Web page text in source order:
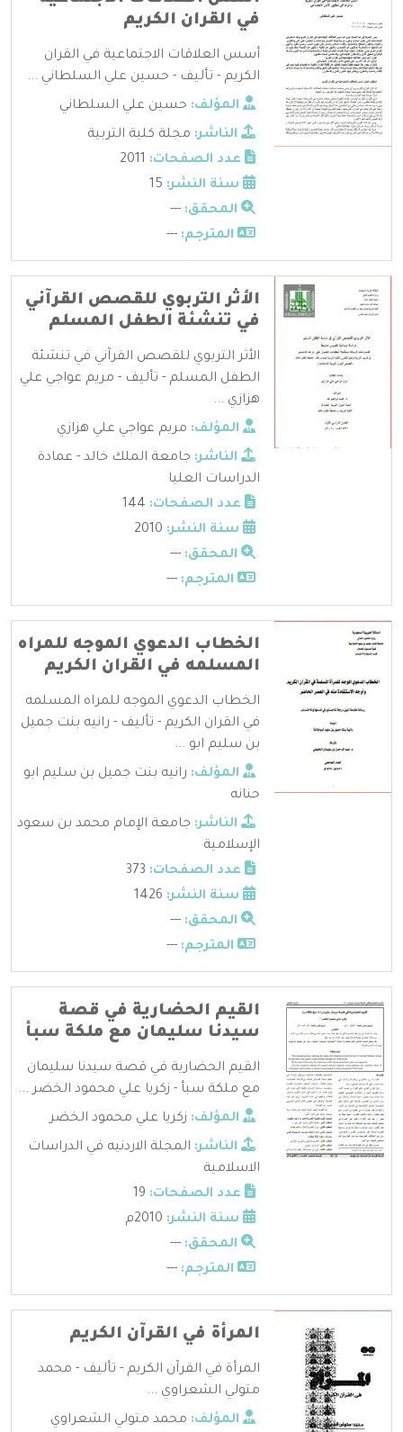
في القران الكريم
أسس العلاقات الاجتماعية في القران
الكريم - تأليف - حسين علي السلطاني ...
المؤلف: حسين علي السلطاني
الناشر: مجلة كلية التربية
عدد الصفحات:
سنة النشر:
المحقق: ---
المترجم: ---
الأثر التربوي للقصص القرآني
في تنشئة الطفل المسلم
الأثر التربوي للقصص القرآني في تنشئة
الطفل المسلم - تأليف - مريم عواجي علي
هزازي ...
المؤلف: مريم عواجي علي هزازي
الناشر: جامعة الملك خالد - عمادة
الدراسات العليا
عدد الصفحات:
سنة النشر:
المحقق: ---
المترجم: ---
الخطاب الدعوي الموجه للمراه
المسلمه في القران الكريم
الخطاب الدعوي الموجه للمراه المسلمه
في القران الكريم - تأليف - رانيه بنت جميل
بن سليم ابو ...
المؤلف: رانيه بنت جميل بن سليم ابو
حنانه
الناشر: جامعة الإمام محمد بن سعود
الإسلامية
عدد الصفحات:
سنة النشر:
المحقق: ---
المترجم: ---
القيم الحضارية في قصة
سيدنا سليمان مع ملكة سبأ
القيم الحضارية في قصة سيدنا سليمان
مع ملكة سبأ - زكريا علي محمود الخضر ...
المؤلف: زكريا علي محمود الخضر
الناشر: المجلة الاردنيه في الدراسات
الاسلامية
عدد الصفحات:
سنة النشر:
المحقق: ---
المترجم: ---
المرأة في القرآن الكريم
المرأة في القرآن الكريم - تأليف - محمد
متولي الشعراوي ...
المؤلف: محمد متولي الشعراوي